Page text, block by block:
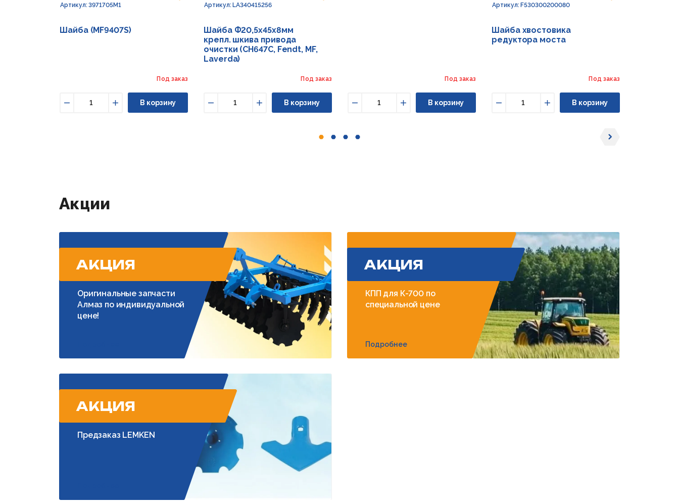
Артикул: 3971705M1
Шайба (MF9407S)
Под заказ
Увеличить
В корзину
Артикул: LA340415256
Шайба Ф20,5х45х8мм
крепл. шкива привода
очистки (CH647C, Fendt, MF,
Laverda)
Под заказ
Увеличить
В корзину
Под заказ
Увеличить
В корзину
Артикул: F530300200080
Шайба хвостовика
редуктора моста
Под заказ
Увеличить
В корзину
Акции
АКЦИЯ
Оригинальные запчасти
Алмаз по индивидуальной
цене!
АКЦИЯ
КПП для К-700 по
специальной цене
Подробнее
АКЦИЯ
Предзаказ LEMKEN